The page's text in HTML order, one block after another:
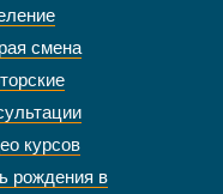
смена
курсов
рождения в